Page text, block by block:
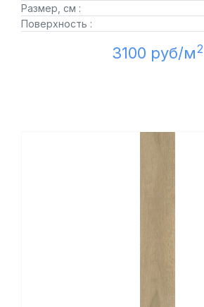
Размер, см :
Поверхность :
3100 руб/м2